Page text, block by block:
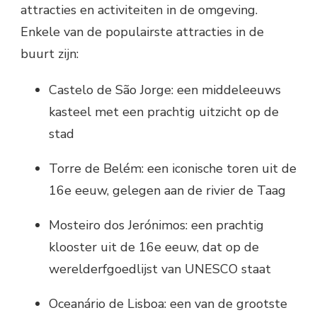
attracties en activiteiten in de omgeving.
Enkele van de populairste attracties in de
buurt zijn:
Castelo de São Jorge: een middeleeuws
kasteel met een prachtig uitzicht op de
stad
Torre de Belém: een iconische toren uit de
16e eeuw, gelegen aan de rivier de Taag
Mosteiro dos Jerónimos: een prachtig
klooster uit de 16e eeuw, dat op de
werelderfgoedlijst van UNESCO staat
Oceanário de Lisboa: een van de grootste